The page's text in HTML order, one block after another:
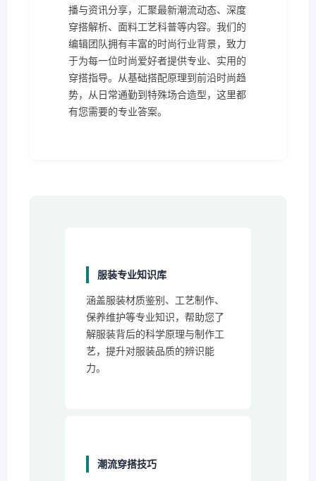
播与资讯分享，汇聚最新潮流动态、深度
穿搭解析、面料工艺科普等内容。我们的
编辑团队拥有丰富的时尚行业背景，致力
于为每一位时尚爱好者提供专业、实用的
穿搭指导。从基础搭配原理到前沿时尚趋
势，从日常通勤到特殊场合造型，这里都
有您需要的专业答案。
服装专业知识库
涵盖服装材质鉴别、工艺制作、
保养维护等专业知识，帮助您了
解服装背后的科学原理与制作工
艺，提升对服装品质的辨识能
力。
潮流穿搭技巧